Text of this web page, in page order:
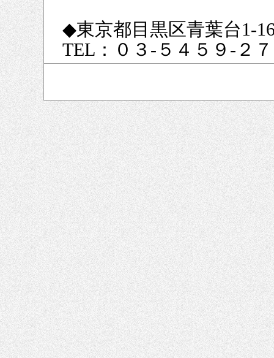
◆東京都目黒区青葉台1-
TEL：０３-５４５９-２